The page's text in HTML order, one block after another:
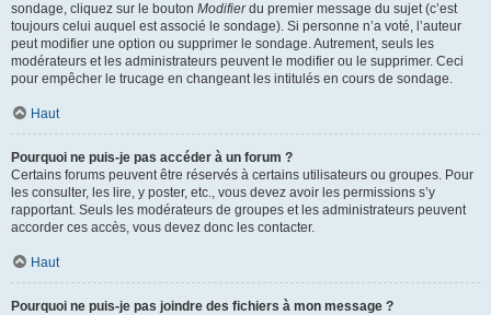
sondage, cliquez sur le bouton Modifierdu premier message du sujet (c’est
toujours celui auquel est associé le sondage). Si personne n’a voté, l’auteur
peut modifier une option ou supprimer le sondage. Autrement, seuls les
modérateurs et les administrateurs peuvent le modifier ou le supprimer. Ceci
pour empêcher le trucage en changeant les intitulés en cours de sondage.
Haut
Pourquoi ne puis-je pas accéder à un forum ?
Certains forums peuvent être réservés à certains utilisateurs ou groupes. Pour
les consulter, les lire, y poster, etc., vous devez avoir les permissions s’y
rapportant. Seuls les modérateurs de groupes et les administrateurs peuvent
accorder ces accès, vous devez donc les contacter.
Haut
Pourquoi ne puis-je pas joindre des fichiers à mon message ?